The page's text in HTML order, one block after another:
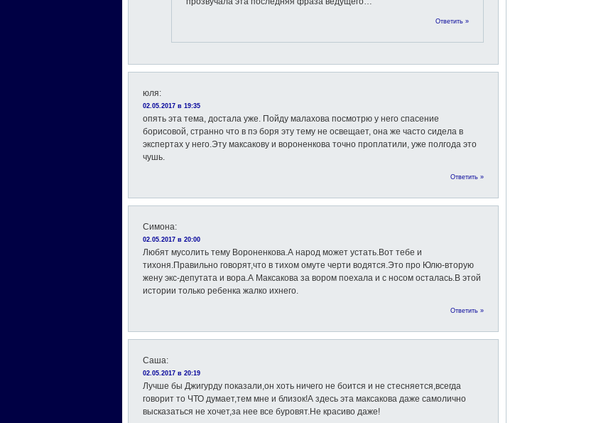
Ответить »
юля:
02.05.2017 в 19:35
опять эта тема, достала уже. Пойду малахова посмотрю у него спасение
борисовой, странно что в пэ боря эту тему не освещает, она же часто сидела в
экспертах у него.Эту максакову и вороненкова точно проплатили, уже полгода это
чушь.
Ответить »
Симона:
02.05.2017 в 20:00
Любят мусолить тему Вороненкова.А народ может устать.Вот тебе и
тихоня.Правильно говорят,что в тихом омуте черти водятся.Это про Юлю-вторую
жену экс-депутата и вора.А Максакова за вором поехала и с носом осталась.В этой
истории только ребенка жалко ихнего.
Ответить »
Саша:
02.05.2017 в 20:19
Лучше бы Джигурду показали,он хоть ничего не боится и не стесняется,всегда
говорит то ЧТО думает,тем мне и близок!А здесь эта максакова даже самолично
высказаться не хочет,за нее все буровят.Не красиво даже!